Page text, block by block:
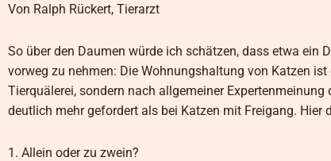
Von Ralph Rückert, Tierarzt
So über den Daumen würde ich schätzen, dass etwa ein
vorweg zu nehmen: Die Wohnungshaltung von Katzen
Tierquälerei, sondern nach allgemeiner
deutlich mehr gefordert als bei Katzen mit Freigang.
1. Allein oder zu zwein?